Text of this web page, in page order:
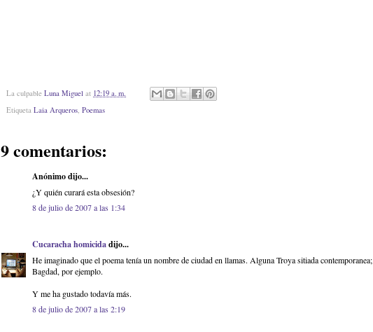
La culpable Luna Miguel at 12:19 a. m.
Etiqueta Laia Arqueros, Poemas
9 comentarios:
Anónimo dijo...
¿Y quién curará esta obsesión?
8 de julio de 2007 a las 1:34
Cucaracha homicidadijo...
He imaginado que el poema tenía un nombre de ciudad en llamas. Alguna Troya sitiada contemporanea;
Bagdad, por ejemplo.
Y me ha gustado todavía más.
8 de julio de 2007 a las 2:19